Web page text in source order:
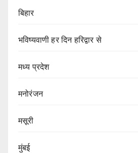
बिहार
भविष्यवाणी हर दिन हरिद्वार से
मध्य प्रदेश
मनोरंजन
मसूरी
मुंबई